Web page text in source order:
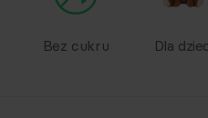
Bez cukru Dla